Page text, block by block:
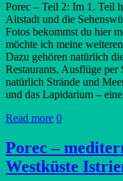
Porec – Teil 2: Im 1. Teil
Altstadt und die
Fotos bekommst du hier
möchte ich meine
Dazu gehören natürlich
Restaurants, Ausflüge
natürlich Strände und
und das Lapidarium –
Read more 0
Porec –
Westküste